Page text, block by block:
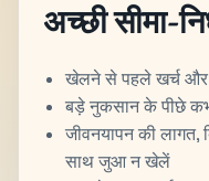
अच्छी सीमा-
खेलने से पहले खर्च और
बड़े नुकसान के पीछे
जीवनयापन की
साथ जुआ न खेलें